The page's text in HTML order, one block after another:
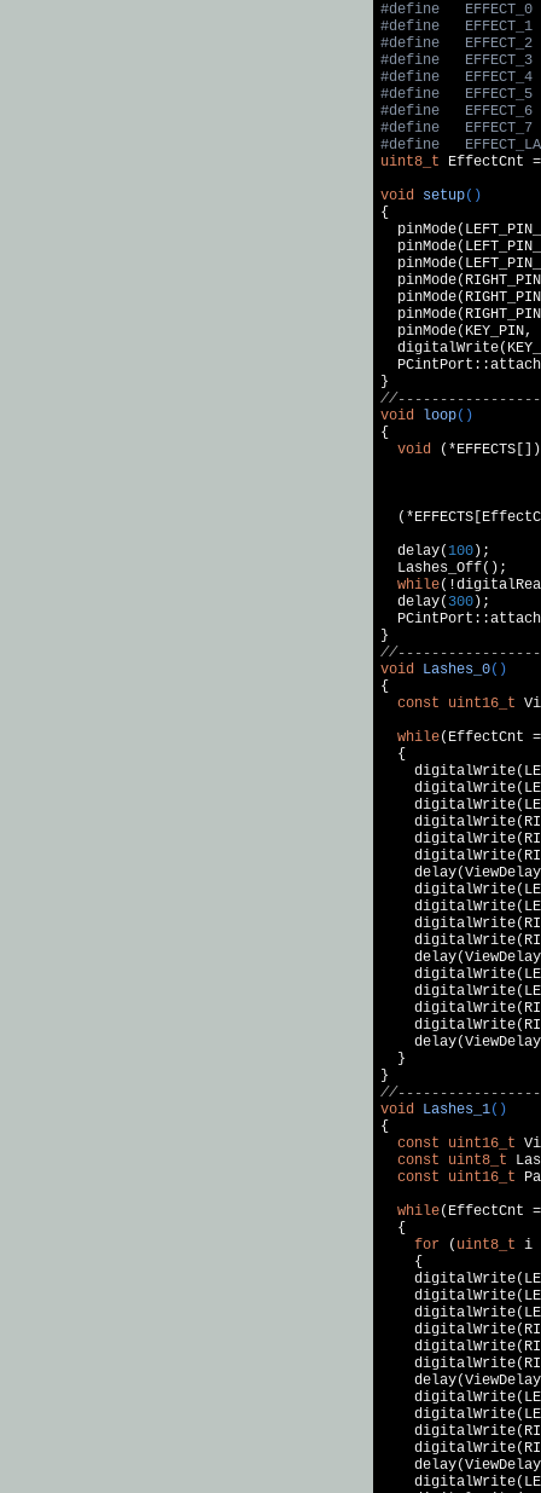
#define
EFFECT_0
#define
EFFECT_1
#define
EFFECT_2
#define
EFFECT_3
#define
EFFECT_4
#define
EFFECT_5
#define
EFFECT_6
#define
EFFECT_7
#define
uint8_t EffectCnt
void setup()
{
pinMode(KEY_PIN,
void
loop()
{
void
  delay(
100 );
  Lashes_Off();
while
  delay(
300 );
void Lashes_0()
{
const
uint16_t
while(EffectCnt
  {
  }
void Lashes_1()
{
const
uint16_t
const
uint8_t
const
uint16_t
while(EffectCnt
  {
for ( uint8_t i
    {